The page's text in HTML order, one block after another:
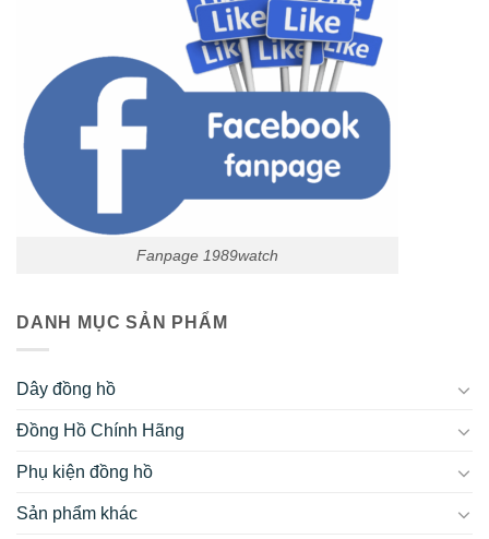
Fanpage 1989watch
DANH MỤC SẢN PHẨM
Dây đồng hồ
Đồng Hồ Chính Hãng
Phụ kiện đồng hồ
Sản phẩm khác